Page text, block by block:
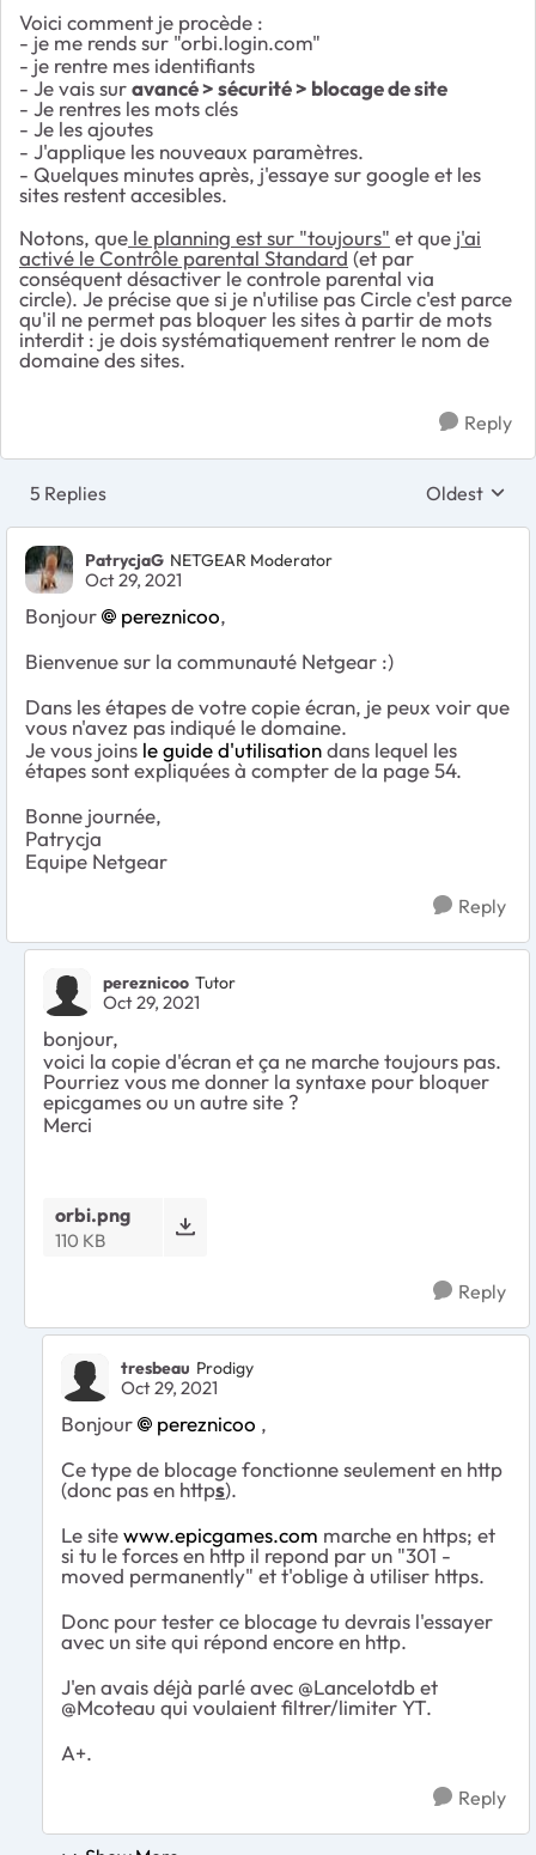
Voici comment je procède :
- je me rends sur "orbi.login.com"
- je rentre mes identifiants
- Je vais suravancé > sécurité > blocage de site
- Je rentres les mots clés
- Je les ajoutes
- J'applique les nouveaux paramètres.
- Quelques minutes après, j'essaye sur google et les
sites restent accesibles.
Notons, que le planning est sur "toujours" et que j'ai
activé le Contrôle parental Standard (et par
conséquent désactiver le controle parental via
circle). Je précise que si je n'utilise pas Circle c'est parce
qu'il ne permet pas bloquer les sites à partir de mots
interdit : je dois systématiquement rentrer le nom de
domaine des sites.
Reply
5 Replies Replies
Oldest
PatrycjaG NETGEAR Moderator
Oct 29, 2021
Bonjour pereznicoo,
Bienvenue sur la communauté Netgear :)
Dans les étapes de votre copie écran, je peux voir que
vous n'avez pas indiqué le domaine.
Je vous joins le guide d'utilisationdans lequel les
étapes sont expliquées à compter de la page 54.
Bonne journée,
Patrycja
Equipe Netgear
Reply
pereznicoo Tutor
Oct 29, 2021
bonjour,
voici la copie d'écran et ça ne marche toujours pas.
Pourriez vous me donner la syntaxe pour bloquer
epicgames ou un autre site ?
Merci
orbi.png
110 KB
Reply
tresbeau Prodigy
Oct 29, 2021
Bonjour pereznicoo ,
Ce type de blocage fonctionne seulement en http
(donc pas en https).
Le sitewww.epicgames.com marche en https; et
si tu le forces en http il repond par un "301 -
moved permanently" et t'oblige à utiliser https.
Donc pour tester ce blocage tu devrais l'essayer
avec un site qui répond encore en http.
J'en avais déjà parlé avec @Lancelotdb et
@Mcoteau qui voulaient filtrer/limiter YT.
A+.
Reply